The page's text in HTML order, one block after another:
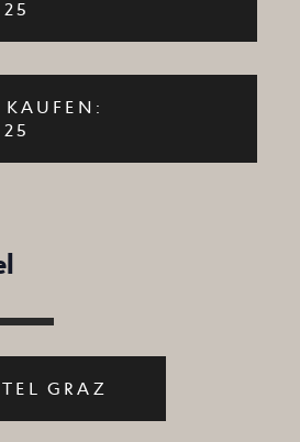
KAUFEN:
GRAZ